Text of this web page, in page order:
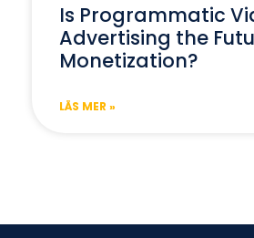
Is Programmatic
Advertising the
Monetization?
LÄS MER »